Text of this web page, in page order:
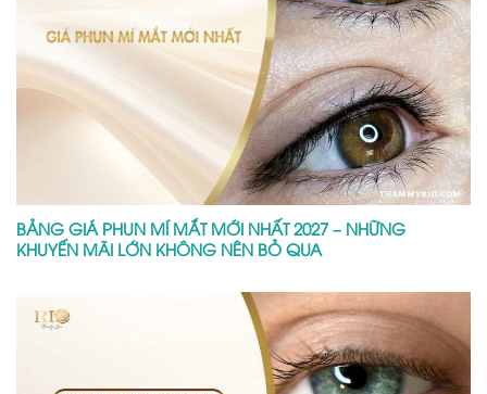
BẢNG GIÁ PHUN MÍ MẮT MỚI NHẤT 2027 – NHỮNG
KHUYẾN MÃI LỚN KHÔNG NÊN BỎ QUA